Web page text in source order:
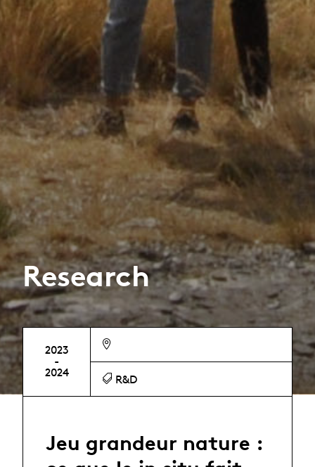
Research
2023
-
2024
R&D
Jeu grandeur nature :